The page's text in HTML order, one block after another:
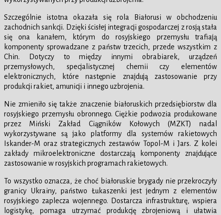
Szczególnie istotna okazała się rola Białorusi w obchodzeniu
zachodnich sankcji. Dzięki ścisłej integracji gospodarczej z rosją stała
się ona kanałem, którym do rosyjskiego przemysłu trafiają
komponenty sprowadzane z państw trzecich, przede wszystkim z
Chin. Dotyczy to między innymi obrabiarek, urządzeń
przemysłowych, specjalistycznej chemii czy elementów
elektronicznych, które następnie znajdują zastosowanie przy
produkcji rakiet, amunicji i innego uzbrojenia.
Nie zmieniło się także znaczenie białoruskich przedsiębiorstw dla
rosyjskiego przemysłu obronnego. Ciężkie podwozia produkowane
przez Miński Zakład Ciągników Kołowych (MZKT) nadal
wykorzystywane są jako platformy dla systemów rakietowych
Iskander-M oraz strategicznych zestawów Topol-M i Jars. Z kolei
zakłady mikroelektroniczne dostarczają komponenty znajdujące
zastosowanie w rosyjskich programach rakietowych.
To wszystko oznacza, że choć białoruskie brygady nie przekroczyły
granicy Ukrainy, państwo Łukaszenki jest jednym z elementów
rosyjskiego zaplecza wojennego. Dostarcza infrastrukturę, wspiera
logistykę, pomaga utrzymać produkcję zbrojeniową i ułatwia